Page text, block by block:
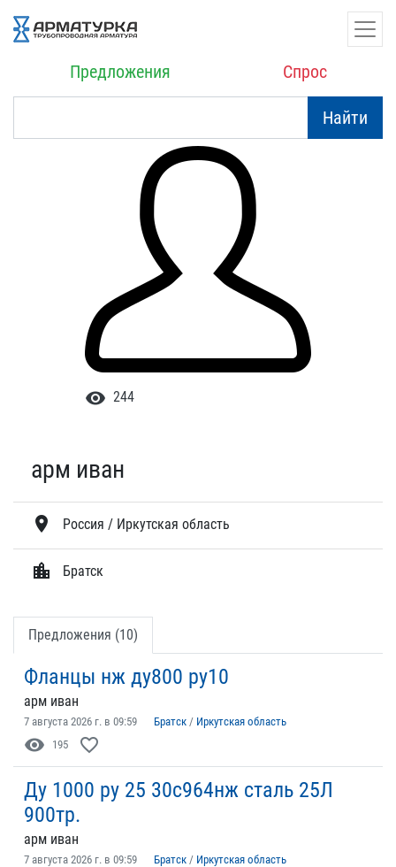
Предложения Спрос
Найти
visibility 244
арм иван
location_on Россия / Иркутская область
location_city Братск
Предложения (10)
Фланцы нж ду800 ру10
арм иван
7 августа 2026 г. в 09:59 Братск / Иркутская область
visibility 195 favorite_border
Ду 1000 ру 25 30с964нж сталь 25Л
900тр.
арм иван
7 августа 2026 г. в 09:59 Братск / Иркутская область